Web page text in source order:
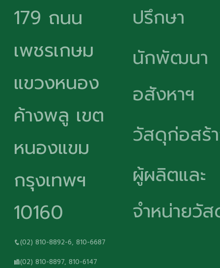
179 ถนน
เพชรเกษม
แขวงหนอง
ค้างพลู เขต
หนองแขม
กรุงเทพฯ
10160
(02) 810-8892-6, 810-6687
(02) 810-8897, 810-6147
ปรึกษา
นักพัฒนา
อสังหาฯ
วัสดุก่อสร้
ผู้ผลิตและ
จำหน่ายวั